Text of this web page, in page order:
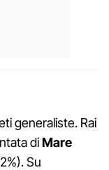
generaliste. Rai
diMare
Su